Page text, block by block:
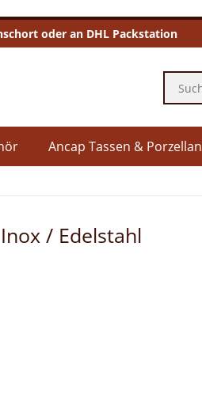
oder an DHL Packstation
Ancap Tassen & Porzellan
Inox / Edelstahl